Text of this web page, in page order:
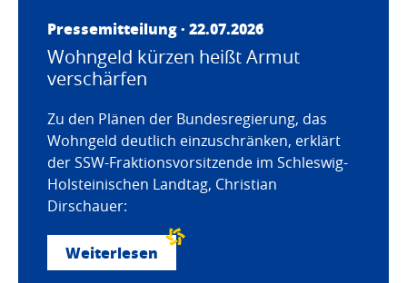
Pressemitteilung · 22.07.2026
Wohngeld kürzen heißt Armut
verschärfen
Zu den Plänen der Bundesregierung, das
Wohngeld deutlich einzuschränken, erklärt
der SSW-Fraktionsvorsitzende im Schleswig-
Holsteinischen Landtag, Christian
Dirschauer:
Weiterlesen